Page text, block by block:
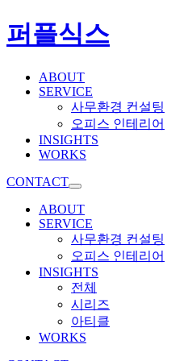
퍼플식스
ABOUT
SERVICE
사무환경 컨설팅
오피스 인테리어
INSIGHTS
WORKS
CONTACT
ABOUT
SERVICE
사무환경 컨설팅
오피스 인테리어
INSIGHTS
전체
시리즈
아티클
WORKS